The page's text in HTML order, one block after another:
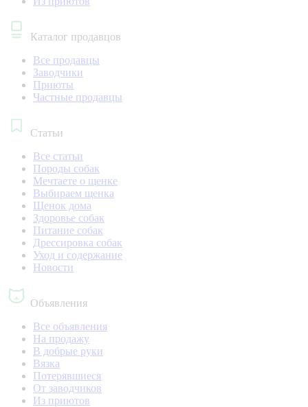
Каталог продавцов
Все продавцы
Заводчики
Приюты
Частные продавцы
Статьи
Все статьи
Породы собак
Мечтаете о щенке
Выбираем щенка
Щенок дома
Здоровье собак
Питание собак
Дрессировка собак
Уход и содержание
Новости
Объявления
Все объявления
На продажу
В добрые руки
Вязка
Потерявшиеся
От заводчиков
Из приютов